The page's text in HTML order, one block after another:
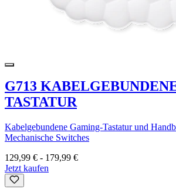
G713
TASTATUR
Kabelgebundene Gaming-Tastatur und
Mechanische Switches
129,99 € - 179,99 €
Jetzt kaufen